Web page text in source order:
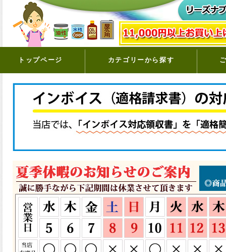
トップページ カテゴリーから探す